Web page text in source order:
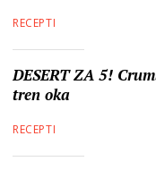
RECEPTI
DESERT ZA 5!
tren oka
RECEPTI